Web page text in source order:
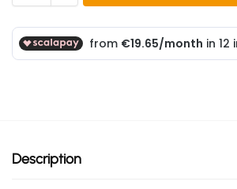
Description